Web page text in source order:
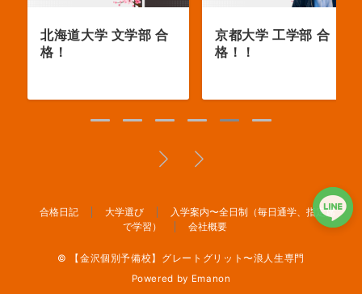
京都大学 工学部 合
格！！
自治医科大学 医学部
合格！
合格日記 大学選び
入学案内〜全日制（毎日通学、指定席
で学習）
会社概要
© 【金沢個別予備校】グレートグリット〜浪人生専門
Powered by Emanon